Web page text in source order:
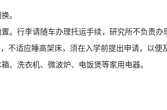
。
。行李请随车办理托运手续，研究所不负责办
不适应睡高架床，须在入学前提出申请，以便
、洗衣机、微波炉、电饭煲等家用电器。